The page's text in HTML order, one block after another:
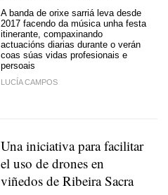
A banda de orixe sarriá leva desde
2017 facendo da música unha festa
itinerante, compaxinando
actuacións diarias durante o verán
coas súas vidas profesionais e
persoais
LUCÍA CAMPOS
Una iniciativa para facilitar
el uso de drones en
viñedos de Ribeira Sacra